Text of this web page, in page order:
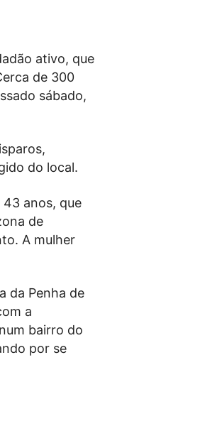
ativo, que
de 300
sábado,
do local.
anos, que
de
A mulher
da Penha de
a
bairro do
por se